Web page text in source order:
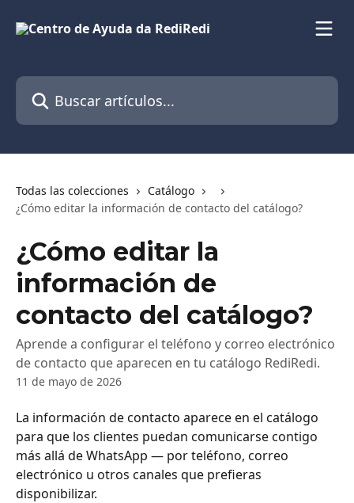
Buscar artículos...
Todas las colecciones
Catálogo
¿Cómo editar la información de contacto del catálogo?
¿Cómo editar la
información de
contacto del catálogo?
Aprende a configurar el teléfono y correo electrónico
de contacto que aparecen en tu catálogo RediRedi.
11 de mayo de 2026
La información de contacto aparece en el catálogo
para que los clientes puedan comunicarse contigo
más allá de WhatsApp — por teléfono, correo
electrónico u otros canales que prefieras
disponibilizar.